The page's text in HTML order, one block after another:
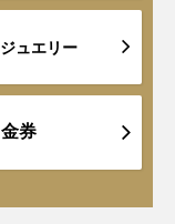
ジュエリー
金券